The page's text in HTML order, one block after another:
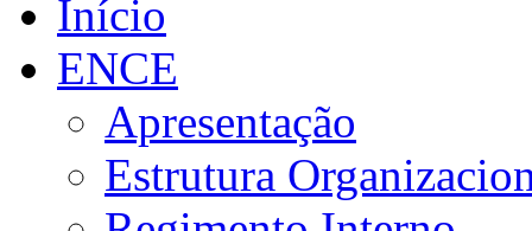
Início
ENCE
Apresentação
Estrutura